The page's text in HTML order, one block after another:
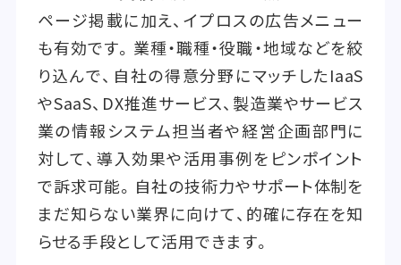
ページ掲載に加え、イプロスの広告メニュー
も有効です。業種・職種・役職・地域などを絞
り込んで、自社の得意分野にマッチしたIaaS
やSaaS、DX推進サービス、製造業やサービス
業の情報システム担当者や経営企画部門に
対して、導入効果や活用事例をピンポイント
で訴求可能。自社の技術力やサポート体制を
まだ知らない業界に向けて、的確に存在を知
らせる手段として活用できます。